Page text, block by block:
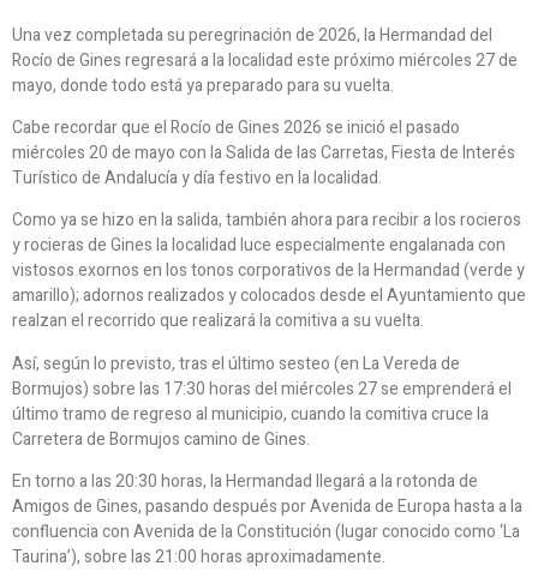
Una vez completada su peregrinación de 2026, la Hermandad del
Rocío de Gines regresará a la localidad este próximo miércoles 27 de
mayo, donde todo está ya preparado para su vuelta.
Cabe recordar que el Rocío de Gines 2026 se inició el pasado
miércoles 20 de mayo con la Salida de las Carretas, Fiesta de Interés
Turístico de Andalucía y día festivo en la localidad.
Como ya se hizo en la salida, también ahora para recibir a los rocieros
y rocieras de Gines la localidad luce especialmente engalanada con
vistosos exornos en los tonos corporativos de la Hermandad (verde y
amarillo); adornos realizados y colocados desde el Ayuntamiento que
realzan el recorrido que realizará la comitiva a su vuelta.
Así, según lo previsto, tras el último sesteo (en La Vereda de
Bormujos) sobre las 17:30 horas del miércoles 27 se emprenderá el
último tramo de regreso al municipio, cuando la comitiva cruce la
Carretera de Bormujos camino de Gines.
En torno a las 20:30 horas, la Hermandad llegará a la rotonda de
Amigos de Gines, pasando después por Avenida de Europa hasta a la
confluencia con Avenida de la Constitución (lugar conocido como ‘La
Taurina’), sobre las 21:00 horas aproximadamente.